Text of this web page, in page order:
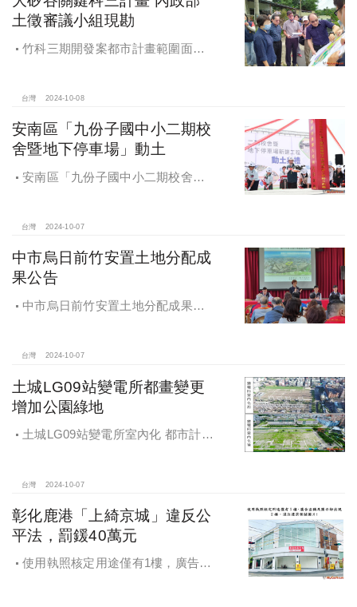
賓，祈求工程順利進行。
土徵審議小組現勘
竹科三期開發案都市計畫範圍面積
分地區
台灣 2024-10-08
安南區「九份子國中小二期校
舍暨地下停車場」動土
安南區「九份子國中小二期校舍暨
台灣 2024-10-07
中市烏日前竹安置土地分配成
果公告
中市烏日前竹安置土地分配成果公
台灣 2024-10-07
土城LG09站變電所都畫變更
增加公園綠地
土城LG09站變電所室內化 都市計畫
台灣 2024-10-07
彰化鹿港「上綺京城」違反公
平法，罰鍰40萬元
使用執照核定用途僅有1樓，廣告宣